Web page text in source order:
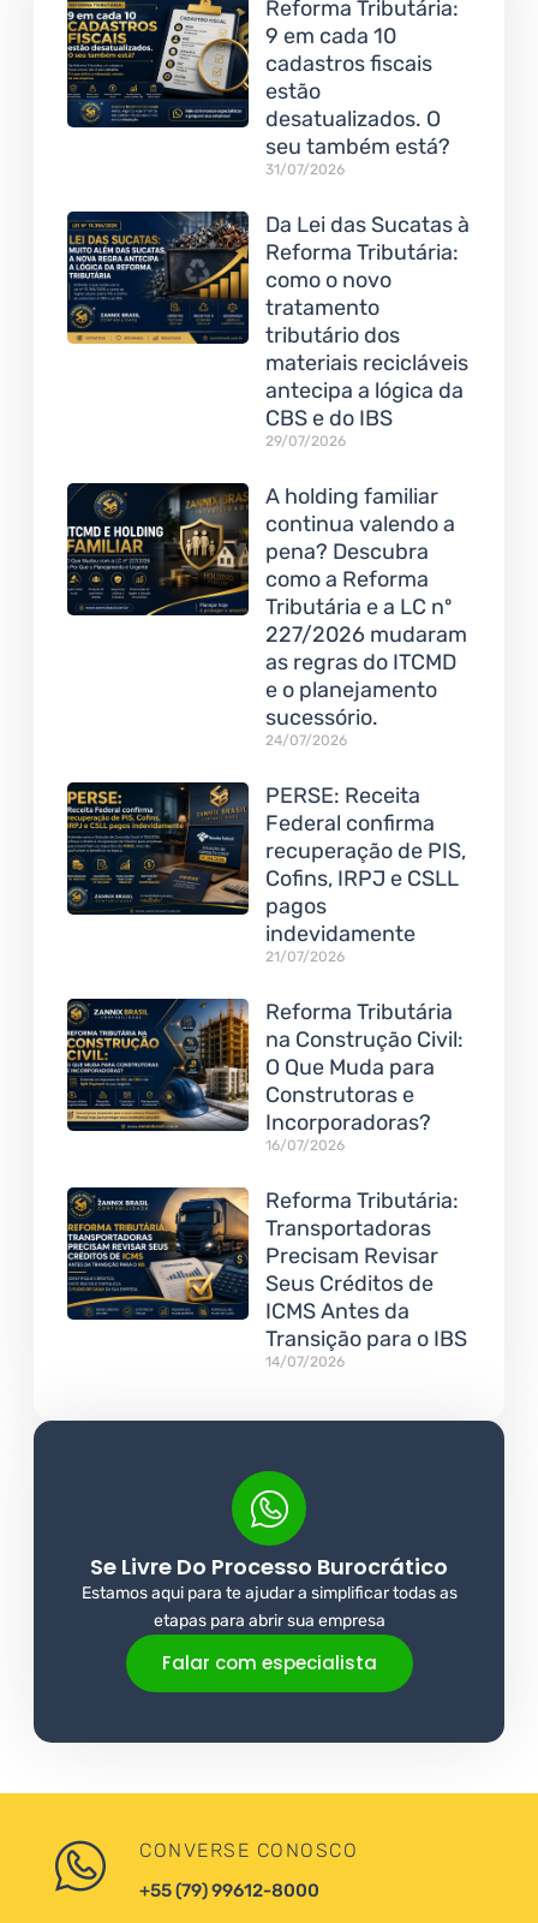
Reforma Tributária:
9 em cada 10
cadastros fiscais
estão
desatualizados. O
seu também está?
31/07/2026
Da Lei das Sucatas à
Reforma Tributária:
como o novo
tratamento
tributário dos
materiais recicláveis
antecipa a lógica da
CBS e do IBS
29/07/2026
A holding familiar
continua valendo a
pena? Descubra
como a Reforma
Tributária e a LC nº
227/2026 mudaram
as regras do ITCMD
e o planejamento
sucessório.
24/07/2026
PERSE: Receita
Federal confirma
recuperação de PIS,
Cofins, IRPJ e CSLL
pagos
indevidamente
21/07/2026
Reforma Tributária
na Construção Civil:
O Que Muda para
Construtoras e
Incorporadoras?
16/07/2026
Reforma Tributária:
Transportadoras
Precisam Revisar
Seus Créditos de
ICMS Antes da
Transição para o IBS
14/07/2026
Se Livre Do Processo Burocrático
Estamos aqui para te ajudar a simplificar todas as
etapas para abrir sua empresa
Falar com especialista
CONVERSE CONOSCO
+55 (79) 99612-8000